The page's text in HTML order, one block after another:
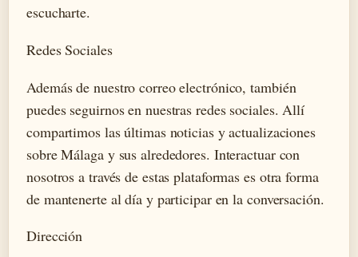
escucharte.
Redes Sociales
Además de nuestro correo electrónico, también
puedes seguirnos en nuestras redes sociales. Allí
compartimos las últimas noticias y actualizaciones
sobre Málaga y sus alrededores. Interactuar con
nosotros a través de estas plataformas es otra forma
de mantenerte al día y participar en la conversación.
Dirección